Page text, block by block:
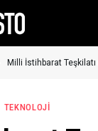
Milli İstihbarat Teşkilatı
TEKNOLOJI